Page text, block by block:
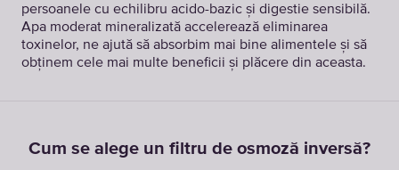
persoanele cu echilibru acido-bazic și digestie sensibilă.
Apa moderat mineralizată accelerează eliminarea
toxinelor, ne ajută să absorbim mai bine alimentele și să
obținem cele mai multe beneficii și plăcere din aceasta.
Cum se alege un filtru de osmoză inversă?